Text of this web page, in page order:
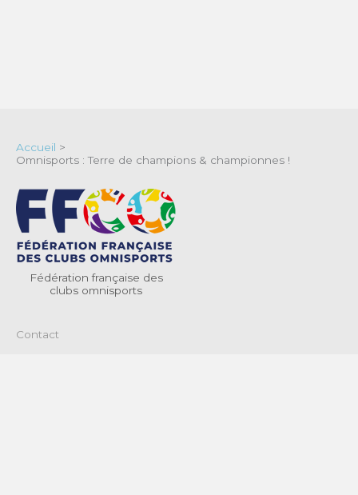
Accueil >
Omnisports : Terre de champions & championnes !
Fédération française des
clubs omnisports
Contact